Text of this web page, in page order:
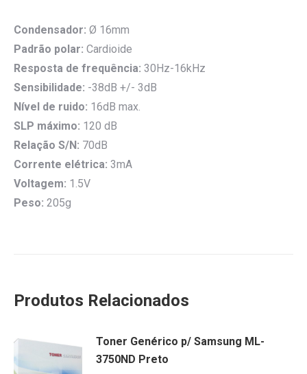
Condensador: Ø 16mm
Padrão polar: Cardioide
Resposta de frequência: 30Hz-16kHz
Sensibilidade: -38dB +/- 3dB
Nível de ruido: 16dB max.
SLP máximo: 120 dB
Relação S/N: 70dB
Corrente elétrica: 3mA
Voltagem: 1.5V
Peso: 205g
Produtos Relacionados
Toner Genérico p/ Samsung ML-
3750ND Preto